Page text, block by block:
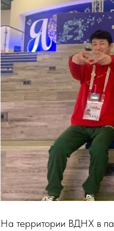
На территории ВДНХ в